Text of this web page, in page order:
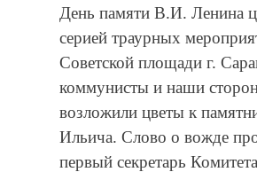
День памяти В.И. Ленина
серией траурных
Советской площади г.
коммунисты и наши
возложили цветы к
Ильича. Слово о вожде
первый секретарь